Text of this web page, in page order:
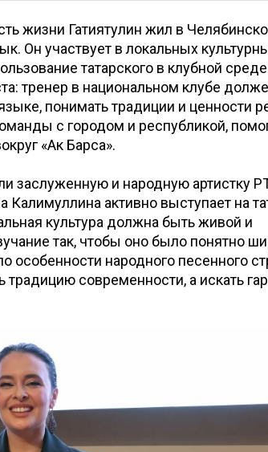
жизни Гатиятулин жил в
Он участвует в локальных
татарского в клубной
тренер в национальном клубе
понимать традиции и ценности
с городом и республикой,
«Ак Барса».
заслуженную и народную артистку
активно выступает на
культура должна быть живой и
так, чтобы оно было понятно
особенности народного песенного
традицию современности, а искать